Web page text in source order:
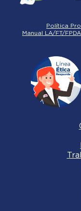
Política
Manual LA/FT/